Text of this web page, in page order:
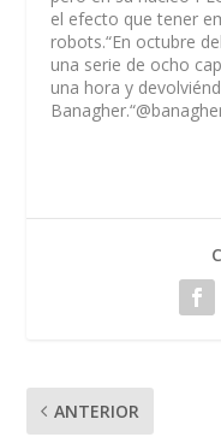
el efecto que tener
robots.“En octubre
una serie de ocho
una hora y
ANTERIOR